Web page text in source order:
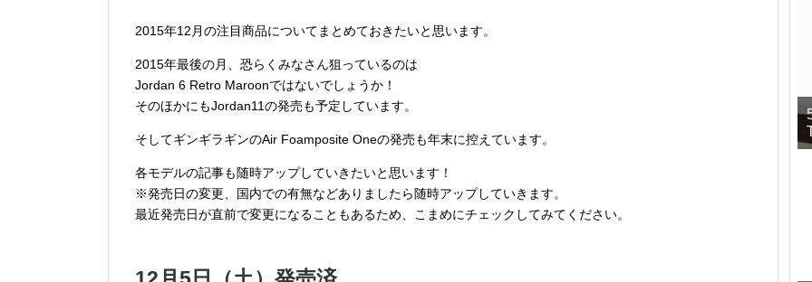
2015年12月の注目商品についてまとめておきたいと思います。
2015年最後の月、恐らくみなさん狙っているのは
Jordan 6 Retro Maroonではないでしょうか！
そのほかにもJordan11の発売も予定しています。
そしてギンギラギンのAir Foamposite Oneの発売も年末に控えています。
各モデルの記事も随時アップしていきたいと思います！
※発売日の変更、国内での有無などありましたら随時アップしていきます。
最近発売日が直前で変更になることもあるため、こまめにチェックしてみてください。